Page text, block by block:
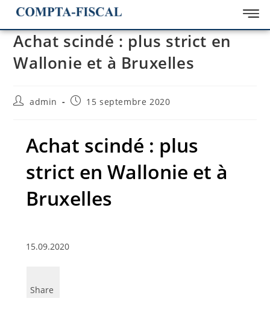
Achat scindé : plus strict en
Wallonie et à Bruxelles
admin 15 septembre 2020
Achat scindé : plus
strict en Wallonie et à
Bruxelles
15.09.2020
Share